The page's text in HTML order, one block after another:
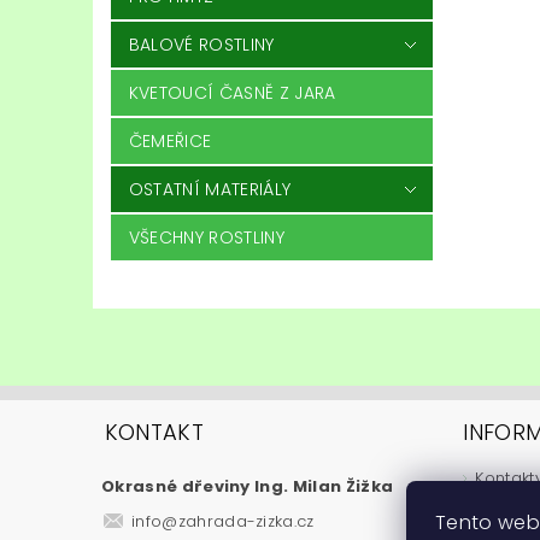
BALOVÉ ROSTLINY
KVETOUCÍ ČASNĚ Z JARA
ČEMEŘICE
OSTATNÍ MATERIÁLY
VŠECHNY ROSTLINY
KONTAKT
Okrasné dřeviny Ing. Milan Žižka
info@zahrada-zizka.cz
Tento